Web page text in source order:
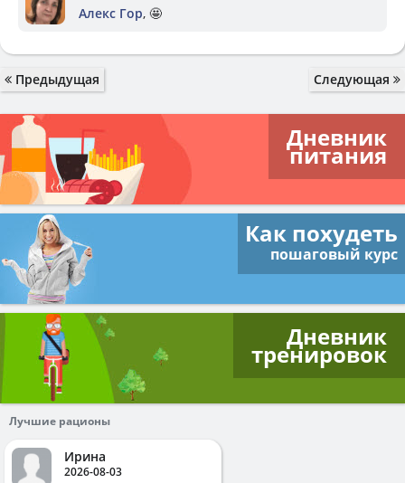
Алекс Гор, 🤩
Предыдущая Следующая
Дневник
питания
Как похудеть
пошаговый курс
Дневник
тренировок
Лучшие рационы
Ирина
2026-08-03